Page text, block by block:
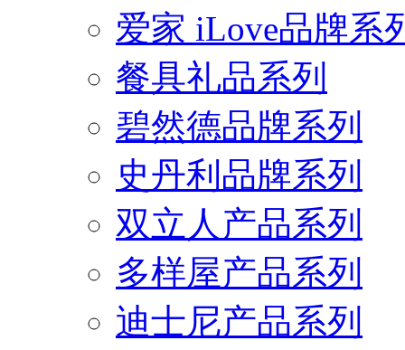
爱家 iLove品牌系
餐具礼品系列
碧然德品牌系列
史丹利品牌系列
双立人产品系列
多样屋产品系列
迪士尼产品系列